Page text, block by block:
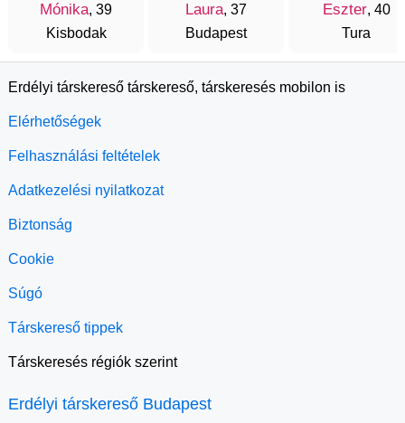
Mónika, 39
Kisbodak
Laura, 37
Budapest
Eszter, 40
Tura
Erdélyi társkereső társkereső, társkeresés mobilon is
Elérhetőségek
Felhasználási feltételek
Adatkezelési nyilatkozat
Biztonság
Cookie
Súgó
Társkereső tippek
Társkeresés régiók szerint
Erdélyi társkereső Budapest